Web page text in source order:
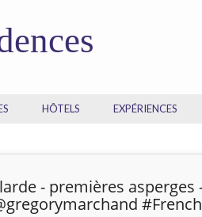
HÔTELS EXPÉRIENCES
- premières